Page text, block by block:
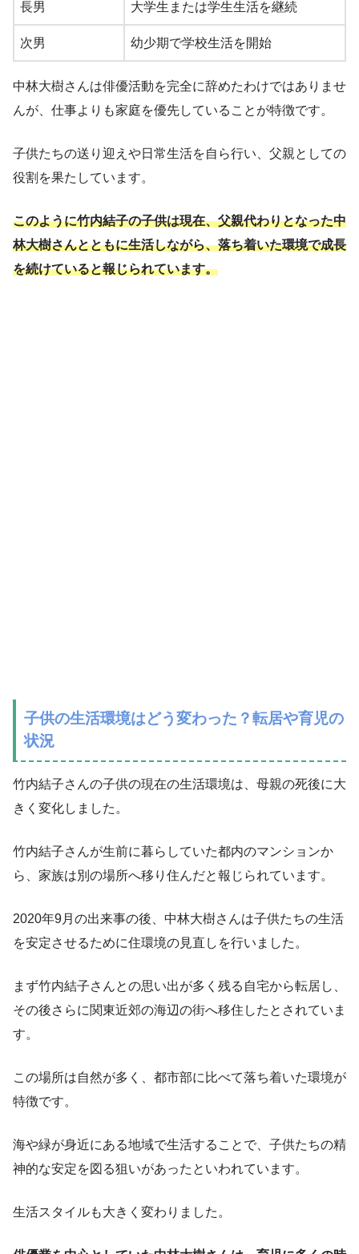
長男 大学生または学生生活を継続
次男 幼少期で学校生活を開始
中林大樹さんは俳優活動を完全に辞めたわけではありませ
んが、仕事よりも家庭を優先していることが特徴です。
子供たちの送り迎えや日常生活を自ら行い、父親としての
役割を果たしています。
このように竹内結子の子供は現在、父親代わりとなった中
林大樹さんとともに生活しながら、落ち着いた環境で成長
を続けていると報じられています。
子供の生活環境はどう変わった？転居や育児の
状況
竹内結子さんの子供の現在の生活環境は、母親の死後に大
きく変化しました。
竹内結子さんが生前に暮らしていた都内のマンションか
ら、家族は別の場所へ移り住んだと報じられています。
2020年9月の出来事の後、中林大樹さんは子供たちの生活
を安定させるために住環境の見直しを行いました。
まず竹内結子さんとの思い出が多く残る自宅から転居し、
その後さらに関東近郊の海辺の街へ移住したとされていま
す。
この場所は自然が多く、都市部に比べて落ち着いた環境が
特徴です。
海や緑が身近にある地域で生活することで、子供たちの精
神的な安定を図る狙いがあったといわれています。
生活スタイルも大きく変わりました。